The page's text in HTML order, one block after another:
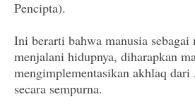
Pencipta).
Ini berarti bahwa manusia
menjalani hidupnya, diharapkan
mengimplementasikan akhlaq
secara sempurna.